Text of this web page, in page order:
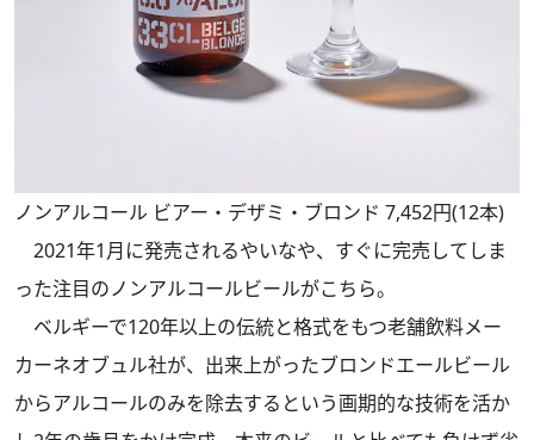
ノンアルコール ビアー・デザミ・ブロンド 7,452円(12本)
2021年1月に発売されるやいなや、すぐに完売してしま
った注目のノンアルコールビールがこちら。
ベルギーで120年以上の伝統と格式をもつ老舗飲料メー
カーネオブュル社が、出来上がったブロンドエールビール
からアルコールのみを除去するという画期的な技術を活か